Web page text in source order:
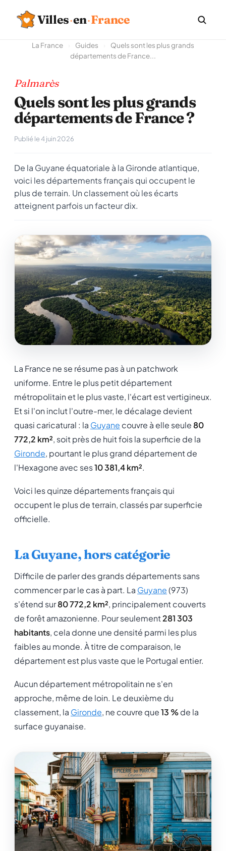
Villes·en·France
La France Guides
Quels sont les plus grands
départements de France...
Palmarès
Quels sont les plus grands
départements de France ?
Publié le 4 juin 2026
De la Guyane équatoriale à la Gironde atlantique,
voici les départements français qui occupent le
plus de terrain. Un classement où les écarts
atteignent parfois un facteur dix.
La France ne se résume pas à un patchwork
uniforme. Entre le plus petit département
métropolitain et le plus vaste, l'écart est vertigineux.
Et si l'on inclut l'outre-mer, le décalage devient
quasi caricatural : la Guyane couvre à elle seule 80
772,2 km², soit près de huit fois la superficie de la
Gironde, pourtant le plus grand département de
l'Hexagone avec ses10 381,4 km².
Voici les quinze départements français qui
occupent le plus de terrain, classés par superficie
officielle.
La Guyane, hors catégorie
Difficile de parler des grands départements sans
commencer par le cas à part. La Guyane(973)
s'étend sur80 772,2 km², principalement couverts
de forêt amazonienne. Pour seulement281 303
habitants, cela donne une densité parmi les plus
faibles au monde. À titre de comparaison, le
département est plus vaste que le Portugal entier.
Aucun département métropolitain ne s'en
approche, même de loin. Le deuxième du
classement, la Gironde, ne couvre que13 %de la
surface guyanaise.